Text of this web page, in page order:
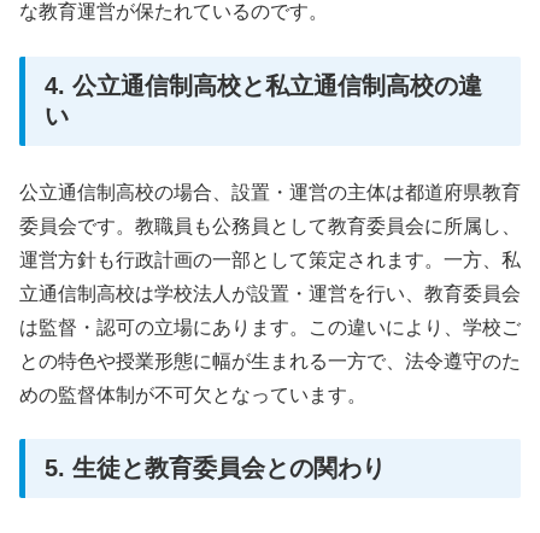
な教育運営が保たれているのです。
4. 公立通信制高校と私立通信制高校の違
い
公立通信制高校の場合、設置・運営の主体は都道府県教育
委員会です。教職員も公務員として教育委員会に所属し、
運営方針も行政計画の一部として策定されます。一方、私
立通信制高校は学校法人が設置・運営を行い、教育委員会
は監督・認可の立場にあります。この違いにより、学校ご
との特色や授業形態に幅が生まれる一方で、法令遵守のた
めの監督体制が不可欠となっています。
5. 生徒と教育委員会との関わり